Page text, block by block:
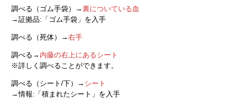
調べる（ゴム手袋）→裏についている血
→証拠品:「ゴム手袋」を入手
調べる（死体）→右手
調べる→ 内藤の右上にあるシート
※詳しく調べることができます。
調べる（シート/下）→ シート
→情報:「積まれたシート」を入手